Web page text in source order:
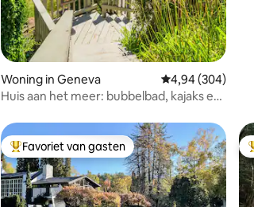
Woning in Geneva Gemiddelde
4,94 (304)
Huis aan het meer: bubbelbad, kajaks en
Topfavoriet van gasten
Favoriet van gasten